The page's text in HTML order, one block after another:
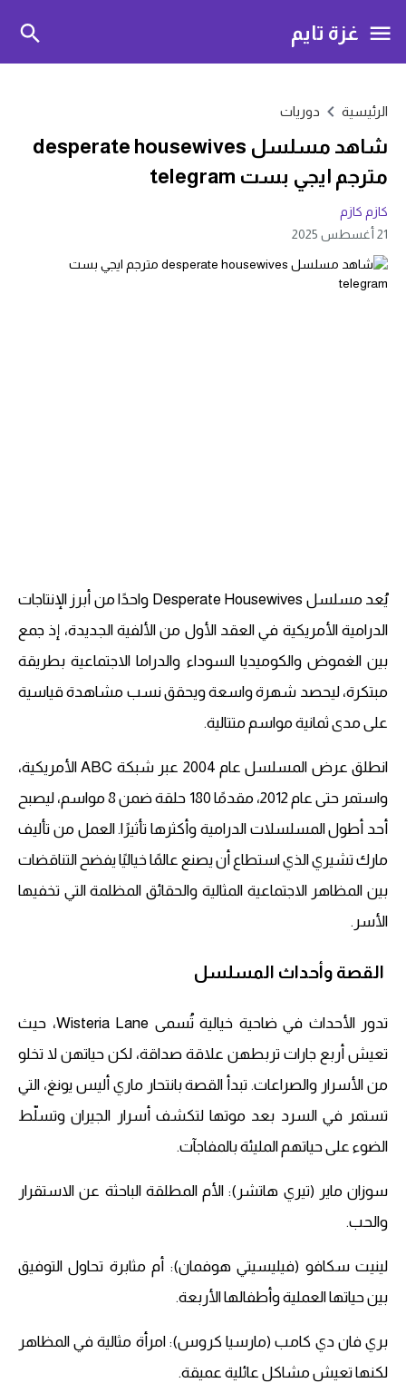
غزة تايم
الرئيسية دوريات
شاهد مسلسل desperate housewives
مترجم ايجي بست telegram
كازم كازم
21 أغسطس 2025
يُعد مسلسل Desperate Housewives واحدًا من أبرز الإنتاجات
الدرامية الأمريكية في العقد الأول من الألفية الجديدة، إذ جمع
بين الغموض والكوميديا السوداء والدراما الاجتماعية بطريقة
مبتكرة، ليحصد شهرة واسعة ويحقق نسب مشاهدة قياسية
على مدى ثمانية مواسم متتالية.
انطلق عرض المسلسل عام 2004 عبر شبكة ABC الأمريكية،
واستمر حتى عام 2012، مقدمًا 180 حلقة ضمن 8 مواسم، ليصبح
أحد أطول المسلسلات الدرامية وأكثرها تأثيرًا. العمل من تأليف
مارك تشيري الذي استطاع أن يصنع عالمًا خياليًا يفضح التناقضات
بين المظاهر الاجتماعية المثالية والحقائق المظلمة التي تخفيها
الأسر.
القصة وأحداث المسلسل
تدور الأحداث في ضاحية خيالية تُسمى Wisteria Lane، حيث
تعيش أربع جارات تربطهن علاقة صداقة، لكن حياتهن لا تخلو
من الأسرار والصراعات. تبدأ القصة بانتحار ماري أليس يونغ، التي
تستمر في السرد بعد موتها لتكشف أسرار الجيران وتسلّط
الضوء على حياتهم المليئة بالمفاجآت.
سوزان ماير (تيري هاتشر): الأم المطلقة الباحثة عن الاستقرار
والحب.
لينيت سكافو (فيليسيتي هوفمان): أم مثابرة تحاول التوفيق
بين حياتها العملية وأطفالها الأربعة.
بري فان دي كامب (مارسيا كروس): امرأة مثالية في المظاهر
لكنها تعيش مشاكل عائلية عميقة.